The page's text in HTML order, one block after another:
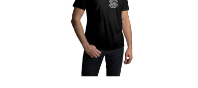
T-Shirt LDX « Chain »
CHF 25.00